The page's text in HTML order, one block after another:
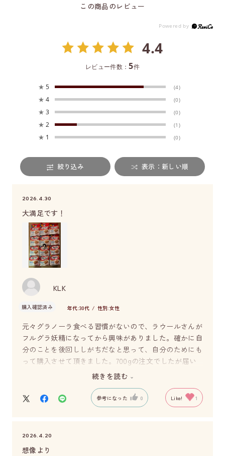
この商品のレビュー
4.4
レビュー件数：5件
★ 5 (4)
★ 4 (0)
★ 3 (0)
★ 2 (1)
★ 1 (0)
絞り込み 表示：新しい順
2026.4.30
大満足です！
KLK
購入確認済み 年代:30代 性別:女性
元々グラノーラ食べる習慣がないので、ラウールさんが
フルグラ妖精になってから興味がありました。確かに自
分のことを後回ししがちだなと思って、自分のためにも
って購入させて頂きました。700gの注文でしたが届い
たのは750gの増量バージョンでお得な気分でとても嬉し
も入れてて栄養も満腹感も手に入れました。朝食にし
て、おやつにして、毎日気分上々です。ラウールさんに
続きを読む
参考になった 0 Like! 1
2026.4.20
想像より